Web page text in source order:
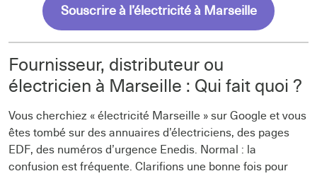
Souscrire à l’électricité à Marseille
Fournisseur, distributeur ou
électricien à Marseille : Qui fait quoi ?
Vous cherchiez « électricité Marseille » sur Google et vous
êtes tombé sur des annuaires d’électriciens, des pages
EDF, des numéros d’urgence Enedis. Normal : la
confusion est fréquente. Clarifions une bonne fois pour